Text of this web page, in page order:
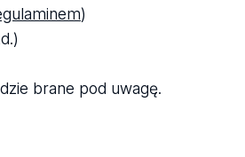
)
brane pod uwagę.